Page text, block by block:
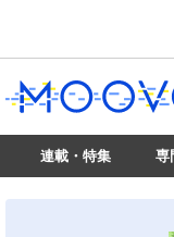
連載・特集 専